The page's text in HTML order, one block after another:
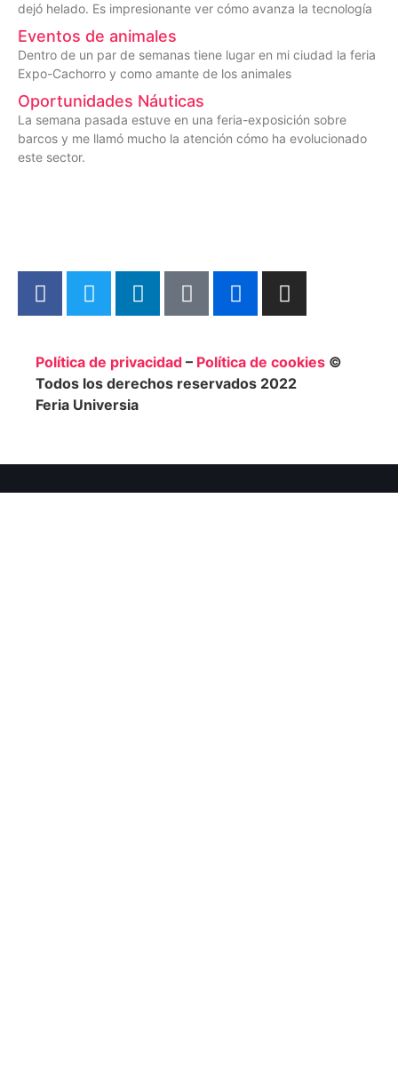
dejó helado. Es impresionante ver cómo avanza la tecnología
Eventos de animales
Dentro de un par de semanas tiene lugar en mi ciudad la feria
Expo-Cachorro y como amante de los animales
Oportunidades Náuticas
La semana pasada estuve en una feria-exposición sobre
barcos y me llamó mucho la atención cómo ha evolucionado
este sector.
Política de privacidad – Política de cookies ©
Todos los derechos reservados 2022
Feria Universia